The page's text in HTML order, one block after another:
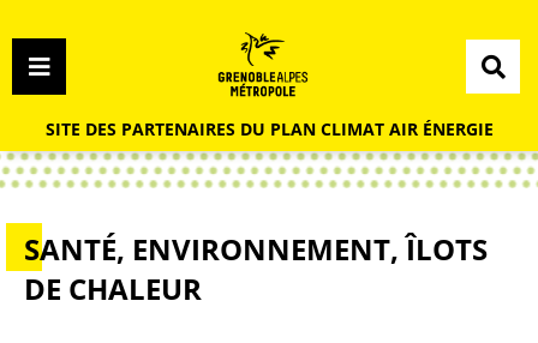
Menu
SITE DES PARTENAIRES DU PLAN CLIMAT AIR ÉNERGIE
SANTÉ, ENVIRONNEMENT, ÎLOTS
DE CHALEUR